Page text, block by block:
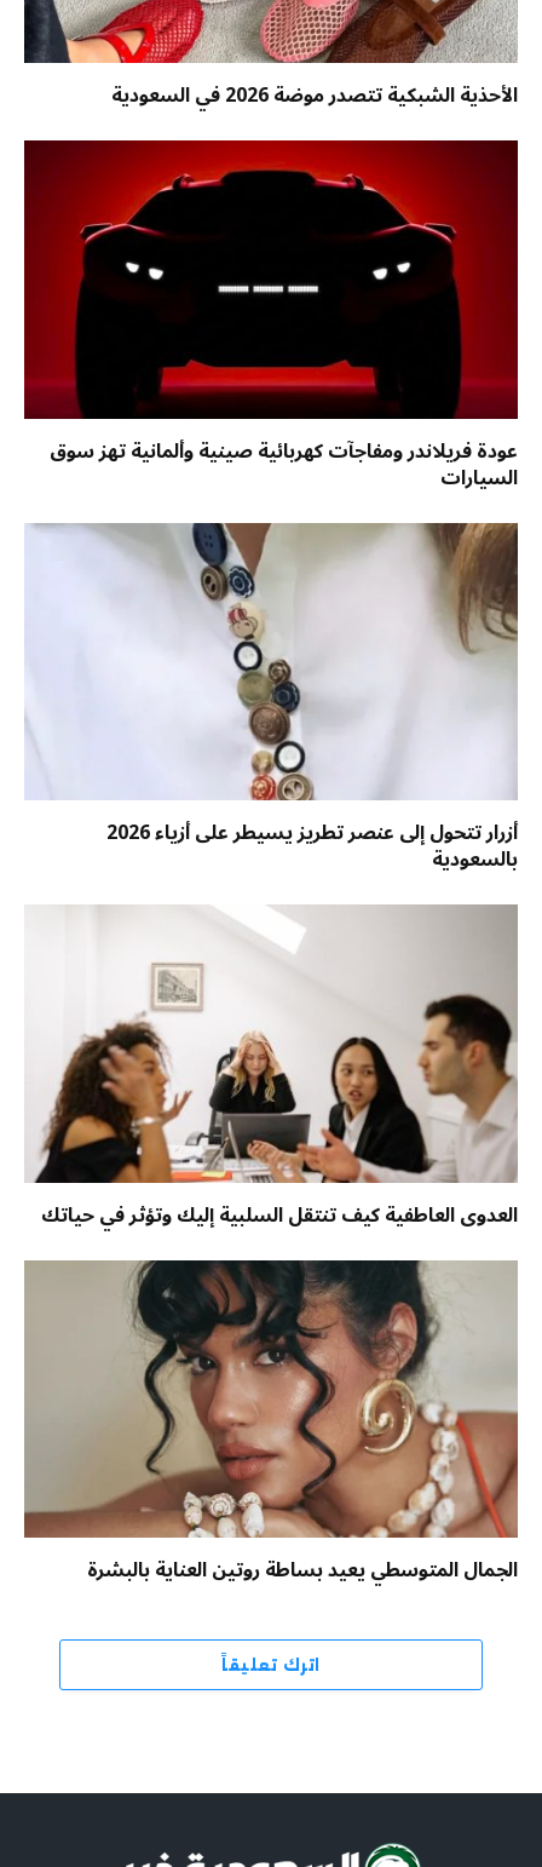
الأحذية الشبكية تتصدر موضة 2026 في السعودية
عودة فريلاندر ومفاجآت كهربائية صينية وألمانية تهز سوق
السيارات
أزرار تتحول إلى عنصر تطريز يسيطر على أزياء 2026
بالسعودية
العدوى العاطفية كيف تنتقل السلبية إليك وتؤثر في حياتك
الجمال المتوسطي يعيد بساطة روتين العناية بالبشرة
اترك تعليقاً